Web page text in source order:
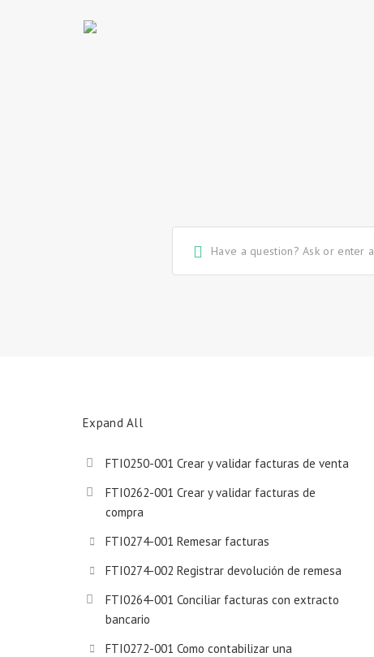
Expand All
FTI0250-001 Crear y validar facturas de venta
FTI0262-001 Crear y validar facturas de
compra
FTI0274-001 Remesar facturas
FTI0274-002 Registrar devolución de remesa
FTI0264-001 Conciliar facturas con extracto
bancario
FTI0272-001 Como contabilizar una